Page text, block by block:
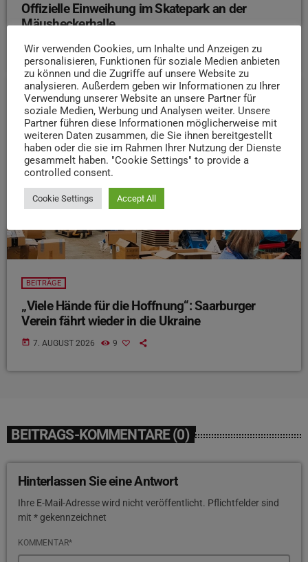
Offizielle Einweihung im Skatepark an der
Mäusheckerhalle
today 7. AUGUST 2026 10
insert_link
BEITRÄGE
„Viele Hände für die Hoffnung“: Saarburger
Verein fährt wieder in die Ukraine
today 7. AUGUST 2026 9
BEITRAGS-KOMMENTARE (0)
Hinterlassen Sie eine Antwort
Ihre E-Mail-Adresse wird nicht veröffentlicht. Pflichtfelder sind
mit * gekennzeichnet
KOMMENTAR*
Wir verwenden Cookies, um Inhalte und Anzeigen zu
personalisieren, Funktionen für soziale Medien anbieten
zu können und die Zugriffe auf unsere Website zu
analysieren. Außerdem geben wir Informationen zu Ihrer
Verwendung unserer Website an unsere Partner für
soziale Medien, Werbung und Analysen weiter. Unsere
Partner führen diese Informationen möglicherweise mit
weiteren Daten zusammen, die Sie ihnen bereitgestellt
haben oder die sie im Rahmen Ihrer Nutzung der Dienste
gesammelt haben. "Cookie Settings" to provide a
controlled consent.
Cookie Settings Accept All